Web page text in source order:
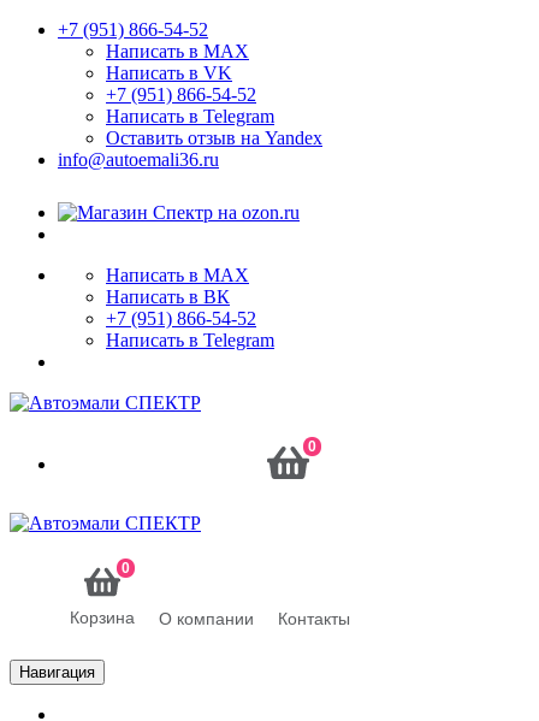
+7 (951) 866-54-52
Написать в MAX
Написать в VK
+7 (951) 866-54-52
Написать в Telegram
Оставить отзыв на Yandex
info@autoemali36.ru
Написать в MAX
Написать в ВК
+7 (951) 866-54-52
Написать в Telegram
0
0
Корзина О компании Контакты
Навигация